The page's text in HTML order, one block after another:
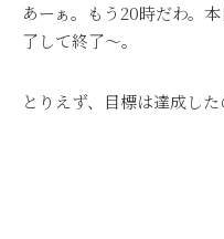
あーぁ。もう20時だわ。
了して終了～。
とりえず、目標は達成した